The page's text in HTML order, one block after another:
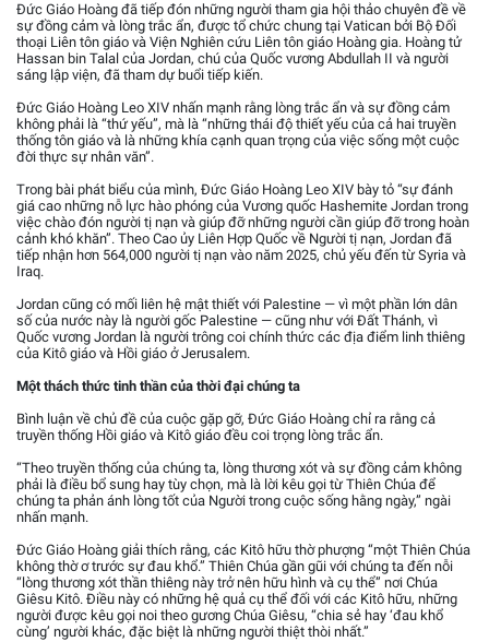
Đức Giáo Hoàng đã tiếp đón những người tham gia hội thảo chuyên đề về
sự đồng cảm và lòng trắc ẩn, được tổ chức chung tại Vatican bởi Bộ Đối
thoại Liên tôn giáo và Viện Nghiên cứu Liên tôn giáo Hoàng gia. Hoàng tử
Hassan bin Talal của Jordan, chú của Quốc vương Abdullah II và người
sáng lập viện, đã tham dự buổi tiếp kiến.
Đức Giáo Hoàng Leo XIV nhấn mạnh rằng lòng trắc ẩn và sự đồng cảm
không phải là “thứ yếu”, mà là “những thái độ thiết yếu của cả hai truyền
thống tôn giáo và là những khía cạnh quan trọng của việc sống một cuộc
đời thực sự nhân văn”.
Trong bài phát biểu của mình, Đức Giáo Hoàng Leo XIV bày tỏ “sự đánh
giá cao những nỗ lực hào phóng của Vương quốc Hashemite Jordan trong
việc chào đón người tị nạn và giúp đỡ những người cần giúp đỡ trong hoàn
cảnh khó khăn”. Theo Cao ủy Liên Hợp Quốc về Người tị nạn, Jordan đã
tiếp nhận hơn 564,000 người tị nạn vào năm 2025, chủ yếu đến từ Syria và
Iraq.
Jordan cũng có mối liên hệ mật thiết với Palestine — vì một phần lớn dân
số của nước này là người gốc Palestine — cũng như với Đất Thánh, vì
Quốc vương Jordan là người trông coi chính thức các địa điểm linh thiêng
của Kitô giáo và Hồi giáo ở Jerusalem.
Một thách thức tinh thần của thời đại chúng ta
Bình luận về chủ đề của cuộc gặp gỡ, Đức Giáo Hoàng chỉ ra rằng cả
truyền thống Hồi giáo và Kitô giáo đều coi trọng lòng trắc ẩn.
“Theo truyền thống của chúng ta, lòng thương xót và sự đồng cảm không
phải là điều bổ sung hay tùy chọn, mà là lời kêu gọi từ Thiên Chúa để
chúng ta phản ánh lòng tốt của Người trong cuộc sống hằng ngày,” ngài
nhấn mạnh.
Đức Giáo Hoàng giải thích rằng, các Kitô hữu thờ phượng “một Thiên Chúa
không thờ ơ trước sự đau khổ.” Thiên Chúa gần gũi với chúng ta đến nỗi
“lòng thương xót thần thiêng này trở nên hữu hình và cụ thể” nơi Chúa
Giêsu Kitô. Điều này có những hệ quả cụ thể đối với các Kitô hữu, những
người được kêu gọi noi theo gương Chúa Giêsu, “chia sẻ hay ‘đau khổ
cùng’ người khác, đặc biệt là những người thiệt thòi nhất.”